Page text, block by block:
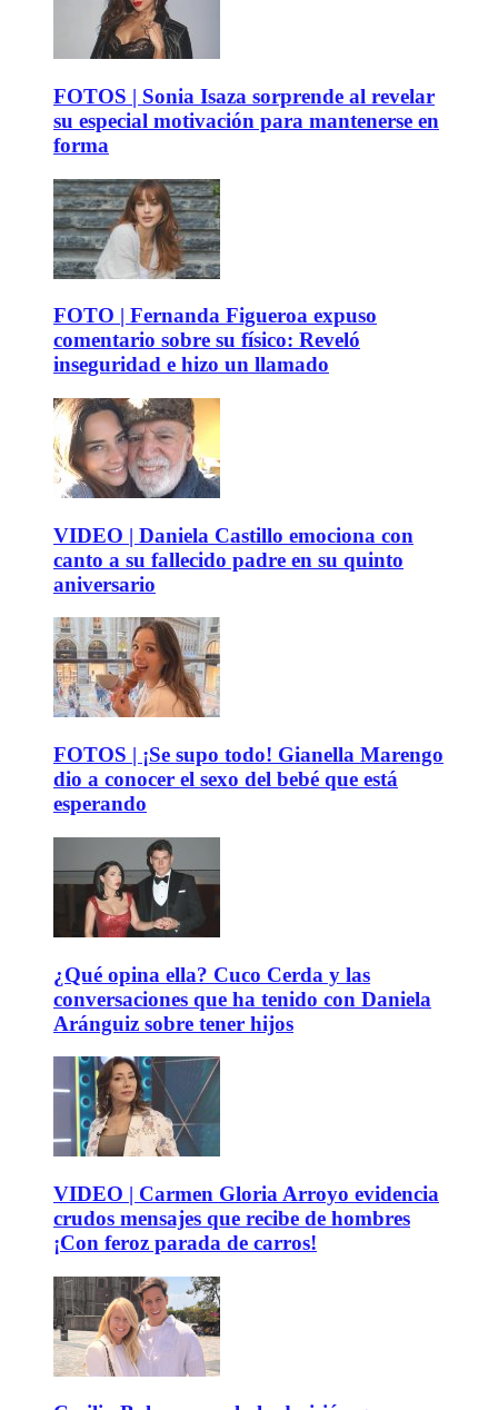
FOTOS | Sonia Isaza sorprende al revelar
su especial motivación para mantenerse en
forma
FOTO | Fernanda Figueroa expuso
comentario sobre su físico: Reveló
inseguridad e hizo un llamado
VIDEO | Daniela Castillo emociona con
canto a su fallecido padre en su quinto
aniversario
FOTOS | ¡Se supo todo! Gianella Marengo
dio a conocer el sexo del bebé que está
esperando
¿Qué opina ella? Cuco Cerda y las
conversaciones que ha tenido con Daniela
Aránguiz sobre tener hijos
VIDEO | Carmen Gloria Arroyo evidencia
crudos mensajes que recibe de hombres
¡Con feroz parada de carros!